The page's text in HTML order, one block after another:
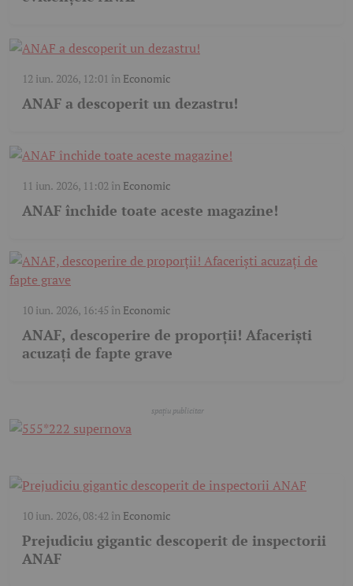
12 iun. 2026, 12:01 în Economic
ANAF a descoperit un dezastru!
11 iun. 2026, 11:02 în Economic
ANAF închide toate aceste magazine!
10 iun. 2026, 16:45 în Economic
ANAF, descoperire de proporții! Afaceriști
acuzați de fapte grave
10 iun. 2026, 08:42 în Economic
Prejudiciu gigantic descoperit de inspectorii
ANAF